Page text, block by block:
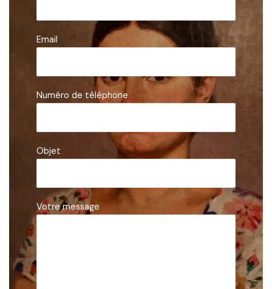
Email
Numéro de téléphone
Objet
Votre message